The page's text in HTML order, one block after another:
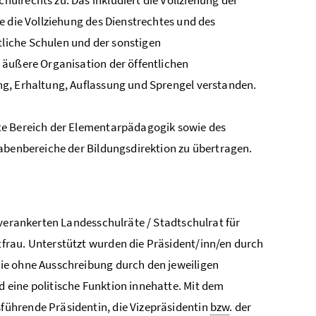
Vollziehung des Dienstrechtes und des
Schulen und der sonstigen
Organisation der öffentlichen
Erhaltung, Auflassung und Sprengel verstanden.
der Elementarpädagogik sowie des
der Bildungsdirektion zu übertragen.
Landesschulräte / Stadtschulrat für
Unterstützt wurden die Präsident/inn/en durch
ohne Ausschreibung durch den jeweiligen
eine politische Funktion innehatte. Mit dem
Präsidentin, die Vizepräsidentin bzw. der